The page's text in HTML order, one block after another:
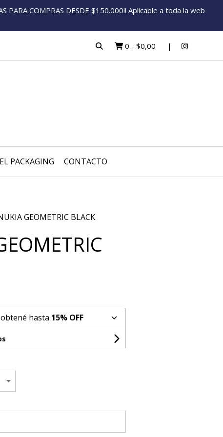
PARA COMPRAS DESDE $150.000!! Aplicable a toda la web
0 - $0,00
PACKAGING CONTACTO
GEOMETRIC BLACK
hasta 15% OFF